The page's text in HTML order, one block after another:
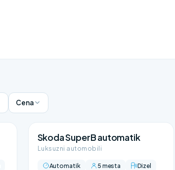
Cena
Skoda SuperB automatik
Luksuzni automobili
Automatik 5 mesta
Dizel